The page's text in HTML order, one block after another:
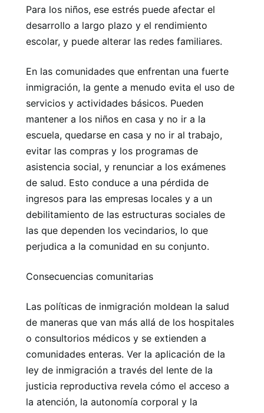
Para los niños, ese estrés puede afectar el
desarrollo a largo plazo y el rendimiento
escolar, y puede alterar las redes familiares.
En las comunidades que enfrentan una fuerte
inmigración, la gente a menudo evita el uso de
servicios y actividades básicos. Pueden
mantener a los niños en casa y no ir a la
escuela, quedarse en casa y no ir al trabajo,
evitar las compras y los programas de
asistencia social, y renunciar a los exámenes
de salud. Esto conduce a una pérdida de
ingresos para las empresas locales y a un
debilitamiento de las estructuras sociales de
las que dependen los vecindarios, lo que
perjudica a la comunidad en su conjunto.
Consecuencias comunitarias
Las políticas de inmigración moldean la salud
de maneras que van más allá de los hospitales
o consultorios médicos y se extienden a
comunidades enteras. Ver la aplicación de la
ley de inmigración a través del lente de la
justicia reproductiva revela cómo el acceso a
la atención, la autonomía corporal y la